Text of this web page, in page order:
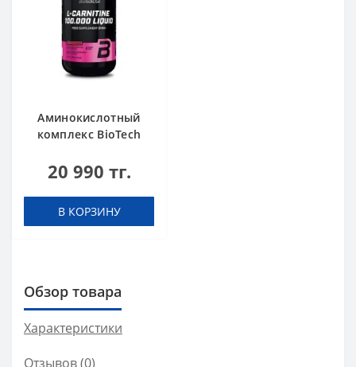
Аминокислотный
комплекс BioTech
100.000 Cherry 500
20 990 тг.
В КОРЗИНУ
Обзор товара
Характеристики
Отзывов (0)